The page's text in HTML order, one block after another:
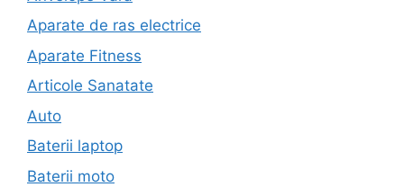
Aparate de ras electrice
Aparate Fitness
Articole Sanatate
Auto
Baterii laptop
Baterii moto